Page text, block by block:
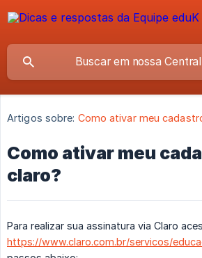
Artigos sobre: Como ativar meu
Como ativar meu
claro?
Para realizar sua assinatura via Claro
https://www.claro.com.br/servicos/